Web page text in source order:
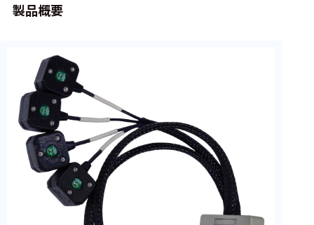
センサ・信号処
信号処理
センサ
モジュー
ル
アンプ
フィルタ
ソフトウ
製品概要